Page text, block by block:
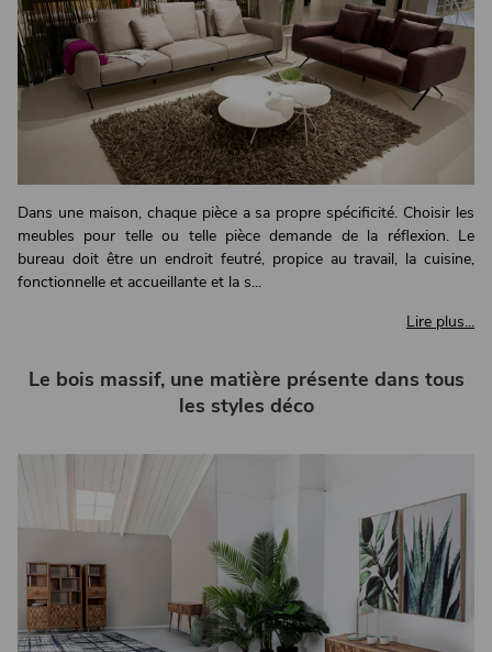
Dans une maison, chaque pièce a sa propre spécificité. Choisir les
meubles pour telle ou telle pièce demande de la réflexion. Le
bureau doit être un endroit feutré, propice au travail, la cuisine,
fonctionnelle et accueillante et la s...
Lire plus...
Le bois massif, une matière présente dans tous
les styles déco